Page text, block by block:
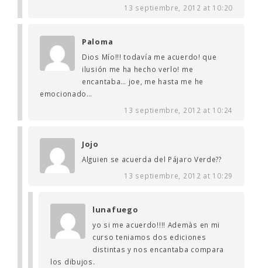
13 septiembre, 2012 at 10:20
Paloma
Dios Mío!!! todavía me acuerdo! que
ilusión me ha hecho verlo! me
encantaba… joe, me hasta me he
emocionado…
13 septiembre, 2012 at 10:24
Jojo
Alguien se acuerda del Pájaro Verde??
13 septiembre, 2012 at 10:29
lunafuego
yo si me acuerdo!!!! Ademàs en mi
curso teniamos dos ediciones
distintas y nos encantaba compara
los dibujos.